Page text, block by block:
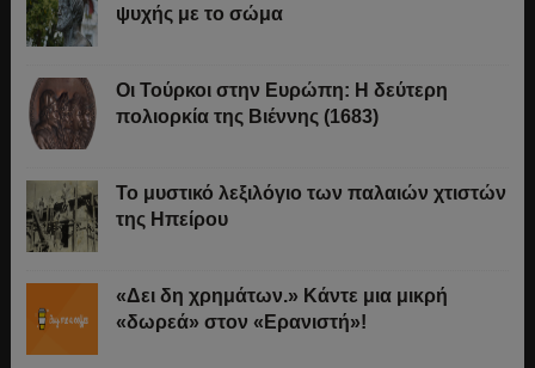
ψυχής με το σώμα
Οι Τούρκοι στην Ευρώπη: Η δεύτερη
πολιορκία της Βιέννης (1683)
Το μυστικό λεξιλόγιο των παλαιών χτιστών
της Ηπείρου
«Δει δη χρημάτων.» Κάντε μια μικρή
«δωρεά» στον «Ερανιστή»!